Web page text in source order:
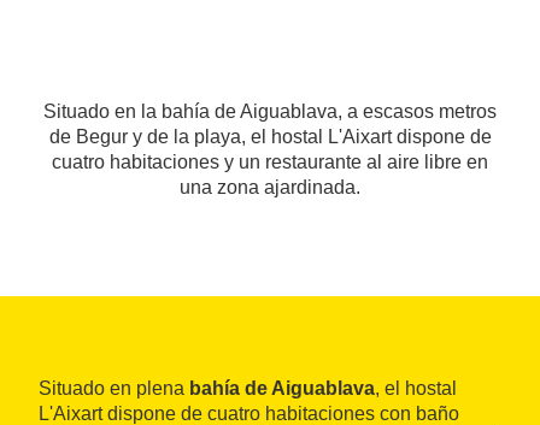
Situado en la bahía de Aiguablava, a escasos metros
de Begur y de la playa, el hostal L'Aixart dispone de
cuatro habitaciones y un restaurante al aire libre en
una zona ajardinada.
Situado en plena bahía de Aiguablava, el hostal
L'Aixart dispone de cuatro habitaciones con baño